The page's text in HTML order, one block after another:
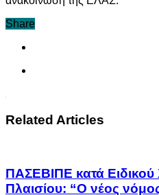
Share
Related Articles
ΠΑΣΕΒΙΠΕ κατά Ειδικού
Πλαισίου: “Ο νέος νόμος